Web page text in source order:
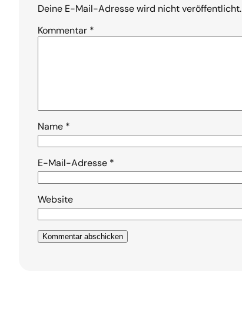
Deine E-Mail-Adresse wird nicht veröffentlicht.
Kommentar *
Name *
E-Mail-Adresse *
Website